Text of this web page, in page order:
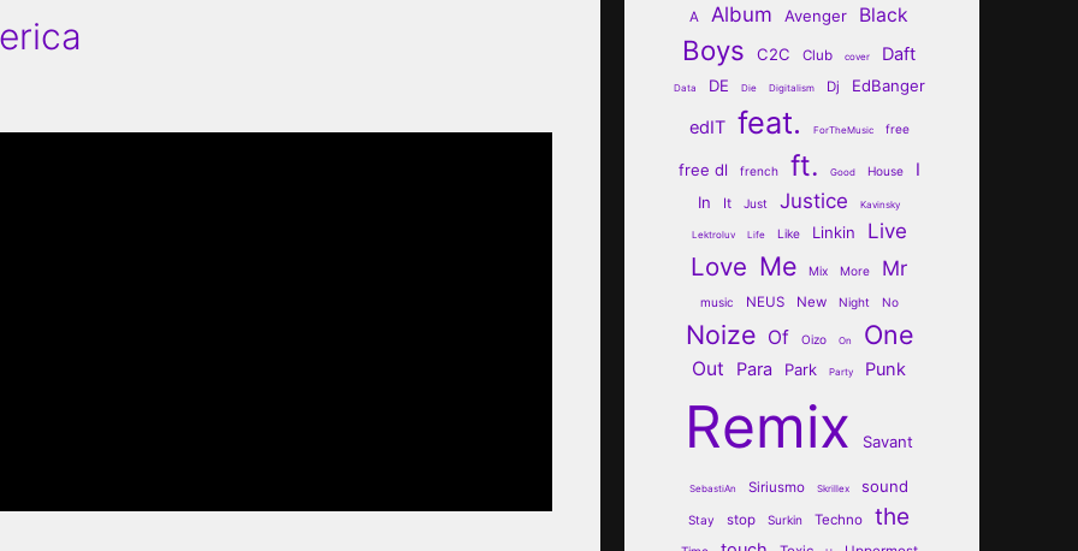
A Album Avenger Black
Boys C2C Club cover Daft
Data DE Die Digitalism Dj EdBanger
edIT feat. ForTheMusic free
free dl french ft. Good House I
In It Just Justice Kavinsky
Lektroluv Life Like Linkin Live
Love Me Mix More Mr
music NEUS New Night No
Noize Of Oizo On One
Out Para Park Party Punk
Remix Savant
SebastiAn Siriusmo Skrillex sound
Stay stop Surkin Techno the